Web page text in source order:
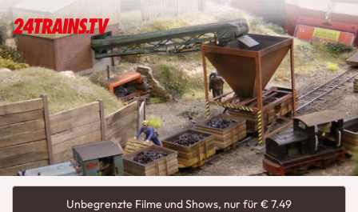
Unbegrenzte Filme und Shows, nur für € 7.49